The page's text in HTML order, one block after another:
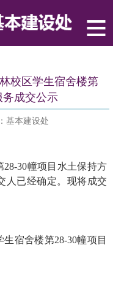
校区学生宿舍楼第
务成交公示
基本建设处
30幢项目水土保持方
人已经确定。现将成交
宿舍楼第28-30幢项目